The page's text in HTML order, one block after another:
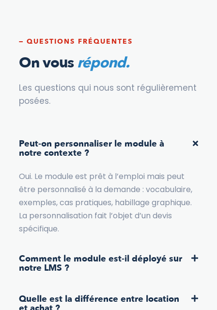
— QUESTIONS FRÉQUENTES
On vousrépond.
Les questions qui nous sont régulièrement
posées.
Peut-on personnaliser le module à
notre contexte ?
Oui. Le module est prêt à l’emploi mais peut
être personnalisé à la demande : vocabulaire,
exemples, cas pratiques, habillage graphique.
La personnalisation fait l’objet d’un devis
spécifique.
Comment le module est-il déployé sur
notre LMS ?
Quelle est la différence entre location